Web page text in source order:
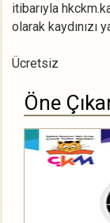
itibarıyla
olarak kaydınızı
Ücretsiz
Öne